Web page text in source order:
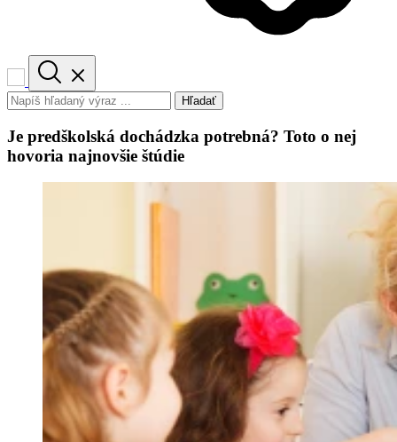
Hľadať
Je predškolská dochádzka potrebná? Toto o nej
hovoria najnovšie štúdie